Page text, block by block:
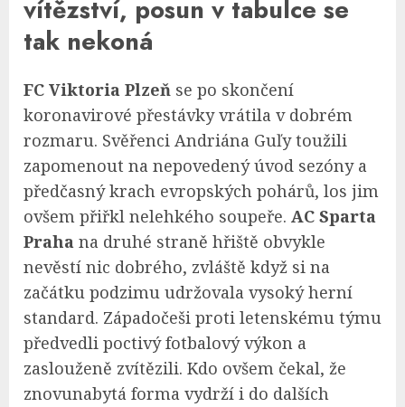
vítězství, posun v tabulce se
tak nekoná
FC Viktoria Plzeň se po skončení
koronavirové přestávky vrátila v dobrém
rozmaru. Svěřenci Andriána Guľy toužili
zapomenout na nepovedený úvod sezóny a
předčasný krach evropských pohárů, los jim
ovšem přiřkl nelehkého soupeře. AC Sparta
Praha na druhé straně hřiště obvykle
nevěstí nic dobrého, zvláště když si na
začátku podzimu udržovala vysoký herní
standard. Západočeši proti letenskému týmu
předvedli poctivý fotbalový výkon a
zaslouženě zvítězili. Kdo ovšem čekal, že
znovunabytá forma vydrží i do dalších